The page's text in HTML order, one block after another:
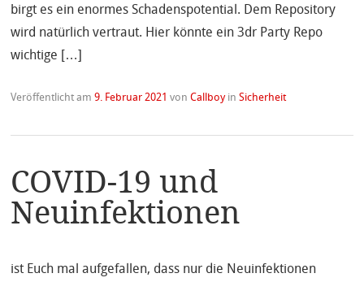
birgt es ein enormes Schadenspotential. Dem Repository
wird natürlich vertraut. Hier könnte ein 3dr Party Repo
wichtige […]
Veröffentlicht am9. Februar 2021 vonCallboy inSicherheit
COVID-19 und
Neuinfektionen
ist Euch mal aufgefallen, dass nur die Neuinfektionen